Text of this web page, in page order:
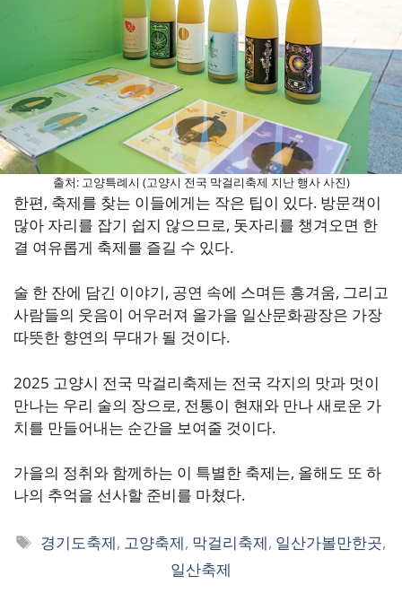
출처: 고양특례시 (고양시 전국 막걸리축제 지난 행사 사진)
한편, 축제를 찾는 이들에게는 작은 팁이 있다. 방문객이
많아 자리를 잡기 쉽지 않으므로, 돗자리를 챙겨오면 한
결 여유롭게 축제를 즐길 수 있다.
술 한 잔에 담긴 이야기, 공연 속에 스며든 흥겨움, 그리고
사람들의 웃음이 어우러져 올가을 일산문화광장은 가장
따뜻한 향연의 무대가 될 것이다.
2025 고양시 전국 막걸리축제는 전국 각지의 맛과 멋이
만나는 우리 술의 장으로, 전통이 현재와 만나 새로운 가
치를 만들어내는 순간을 보여줄 것이다.
가을의 정취와 함께하는 이 특별한 축제는, 올해도 또 하
나의 추억을 선사할 준비를 마쳤다.
태
경기도축제, 고양축제, 막걸리축제, 일산가볼만한곳,
일산축제